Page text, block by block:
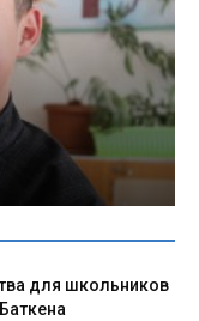
для школьников